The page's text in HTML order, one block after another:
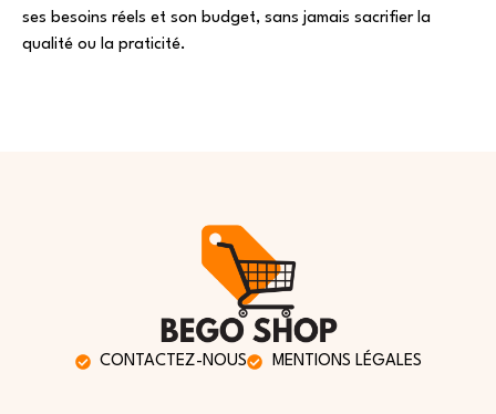
ses besoins réels et son budget, sans jamais sacrifier la
qualité ou la praticité.
CONTACTEZ-NOUS MENTIONS LÉGALES